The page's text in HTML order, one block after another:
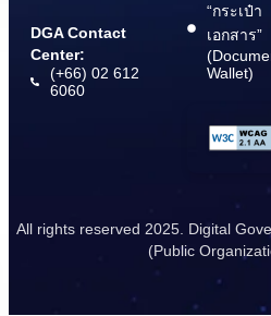
DGA Contact
Center:
(+66) 02 612
6060
“กระเป๋า
เอกสาร”
Wallet)
All rights reserved 2025. Digital
(Public